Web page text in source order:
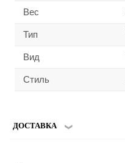
Вес
Тип
Вид
Стиль
ДОСТАВКА